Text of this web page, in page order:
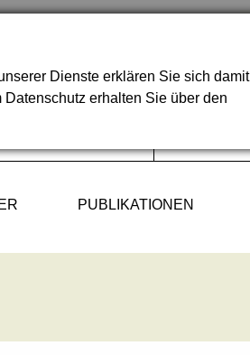
Dienste erklären Sie sich damit
erhalten Sie über den
PUBLIKATIONEN